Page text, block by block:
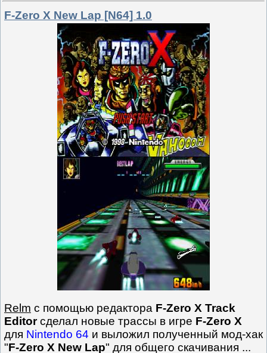
F-Zero X New Lap [N64] 1.0
Relm с помощью редактора F-Zero X Track
Editorсделал новые трассы в игре F-Zero X
для Nintendo 64 и выложил полученный мод-хак
"F-Zero X New Lap" для общего скачивания ...